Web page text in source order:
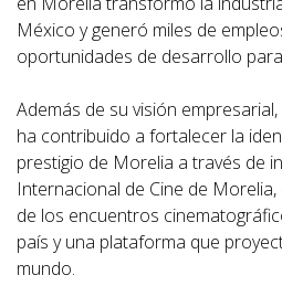
México y generó miles de
oportunidades de desarrollo
Además de su visión
ha contribuido a fortalecer la
prestigio de Morelia a través de
Internacional de Cine de
de los encuentros
país y una plataforma que
mundo.